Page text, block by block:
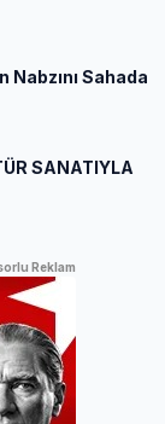
Nabzını Sahada
SANATIYLA
Reklam